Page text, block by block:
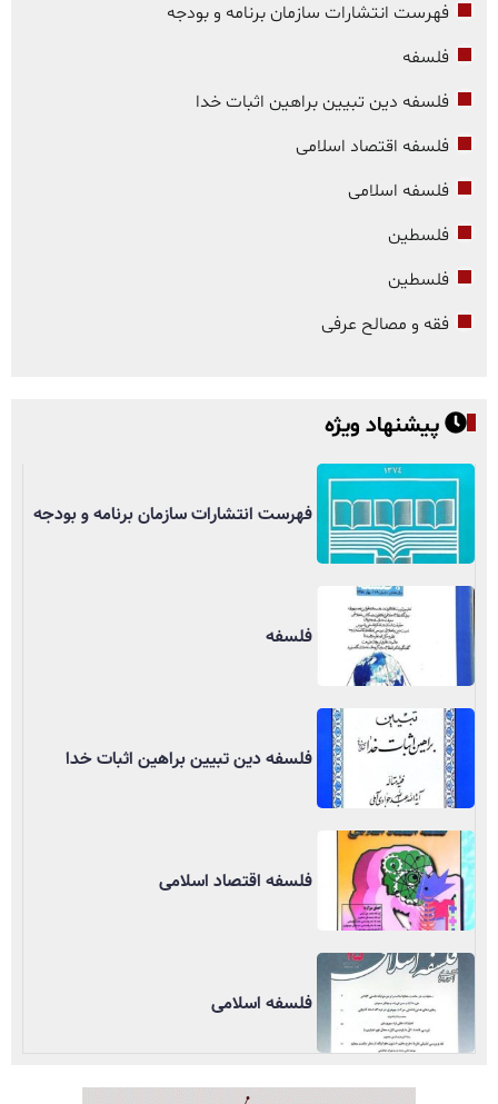
فهرست انتشارات سازمان برنامه و بودجه
فلسفه
فلسفه دین تبیین براهین اثبات خدا
فلسفه اقتصاد اسلامی
فلسفه اسلامی
فلسطین
فلسطین
فقه و مصالح عرفی
پیشنهاد ویژه
فهرست انتشارات سازمان برنامه و بودجه
فلسفه
فلسفه دین تبیین براهین اثبات خدا
فلسفه اقتصاد اسلامی
فلسفه اسلامی